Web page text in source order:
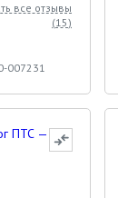
все отзывы
(15)
007231